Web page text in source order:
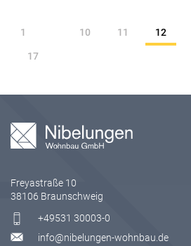
1 10 11 12
17
Freyastraße 10
38106 Braunschweig
+49531 30003-0
info@nibelungen-wohnbau.de